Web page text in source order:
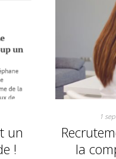
un
!
1
la